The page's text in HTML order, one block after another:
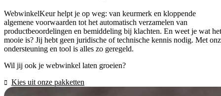
WebwinkelKeur helpt je op weg: van keurmerk en kloppende
algemene voorwaarden tot het automatisch verzamelen van
productbeoordelingen en bemiddeling bij klachten. En weet je wat het
mooie is? Jij hebt geen juridische of technische kennis nodig. Met
ondersteuning en tool is alles zo geregeld.
Wil jij ook je webwinkel laten groeien?
Kies uit onze pakketten